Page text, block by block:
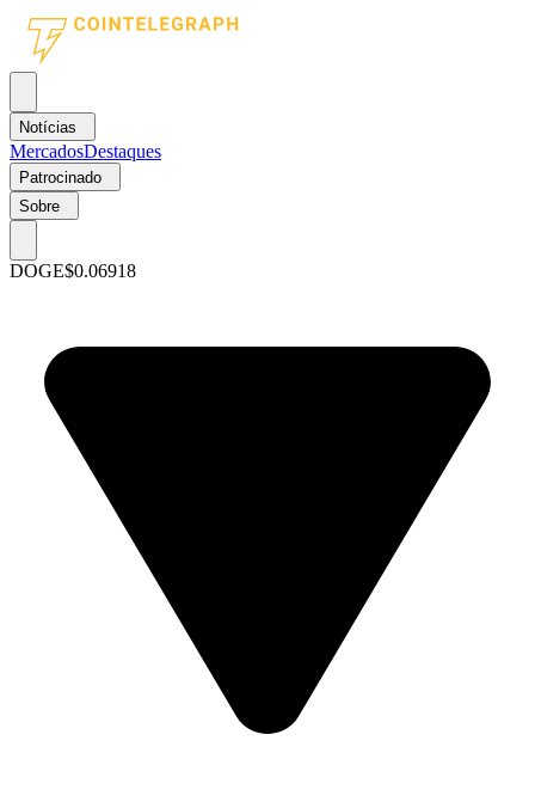
Notícias
MercadosDestaques
Patrocinado
Sobre
DOGE$0.06918